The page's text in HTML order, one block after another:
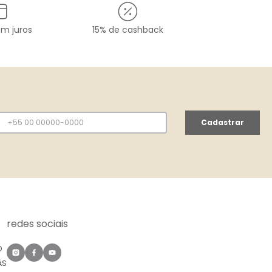
juros 15% de cashback
Cadastrar
redes sociais